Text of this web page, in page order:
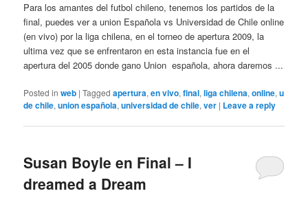
Para los amantes del futbol chileno, tenemos los partidos de la
final, puedes ver a union Española vs Universidad de Chile online
(en vivo) por la liga chilena, en el torneo de apertura 2009, la
ultima vez que se enfrentaron en esta instancia fue en el
apertura del 2005 donde gano Union española, ahora daremos ...
Posted in web |Tagged apertura,en vivo,final,liga chilena,online,u
de chile,union española,universidad de chile,ver | Leave a reply
Susan Boyle en Final – I
dreamed a Dream